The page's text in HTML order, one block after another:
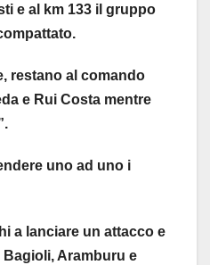
e al km 133 il gruppo
restano al comando
e Rui Costa mentre
uno ad uno i
a lanciare un attacco e
Aramburu e